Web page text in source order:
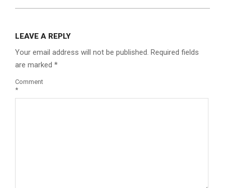
LEAVE A REPLY
Your email address will not be published. Required fields
are marked *
Comment
*